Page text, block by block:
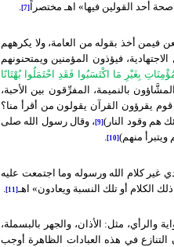
أحد القولين فيها» اهـ مختصراً [7]
.
فيمن أخذ بقوله من العامة، ولا يكرههم
فيؤذون المؤمنين ويمتحنونهم
بِغَيْرِ مَا اكْتَسَبُوا فَقَدِ احْتَمَلُوا بُهْتَانًا
المشَّاؤون بالنميمة، المفرِّقون بين الأحبة،
قوم يقرؤون القرآن يقولون من أقرأ منا؟
هم وقود النار)[9]
، وقال رسول الله صلى
منهم)[10]
.
غير كلام الله ورسوله وما اجتمعت عليه
الكلام أو تلك النسبة ويعادون» اهـ[11]
والرأي، مثل: الأذان، والجهر بالبسملة،
في هذه العبادات الظاهرة أوجب